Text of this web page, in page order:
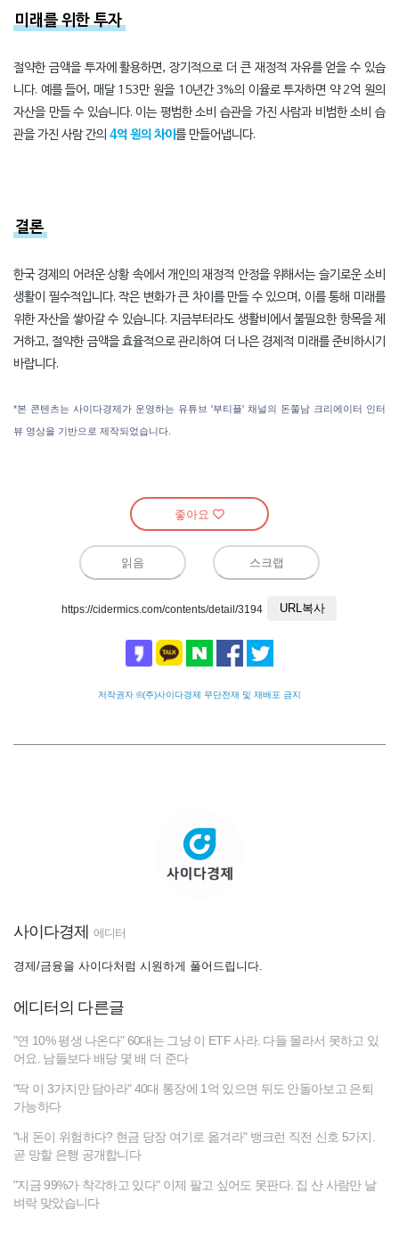
좋아요
읽음 스크랩
https://cidermics.com/contents/detail/3194 URL복사
저작권자 ©(주)사이다경제 무단전재 및 재배포 금지
사이다경제 에디터
경제/금융을 사이다처럼 시원하게 풀어드립니다.
에디터의 다른글
"연 10% 평생 나온다" 60대는 그냥 이 ETF 사라. 다들 몰라서 못하고 있
어요. 남들보다 배당 몇 배 더 준다
"딱 이 3가지만 담아라" 40대 통장에 1억 있으면 뒤도 안돌아보고 은퇴
가능하다
"내 돈이 위험하다? 현금 당장 여기로 옮겨라" 뱅크런 직전 신호 5가지.
곧 망할 은행 공개합니다
"지금 99%가 착각하고 있다" 이제 팔고 싶어도 못판다. 집 산 사람만 날
벼락 맞았습니다